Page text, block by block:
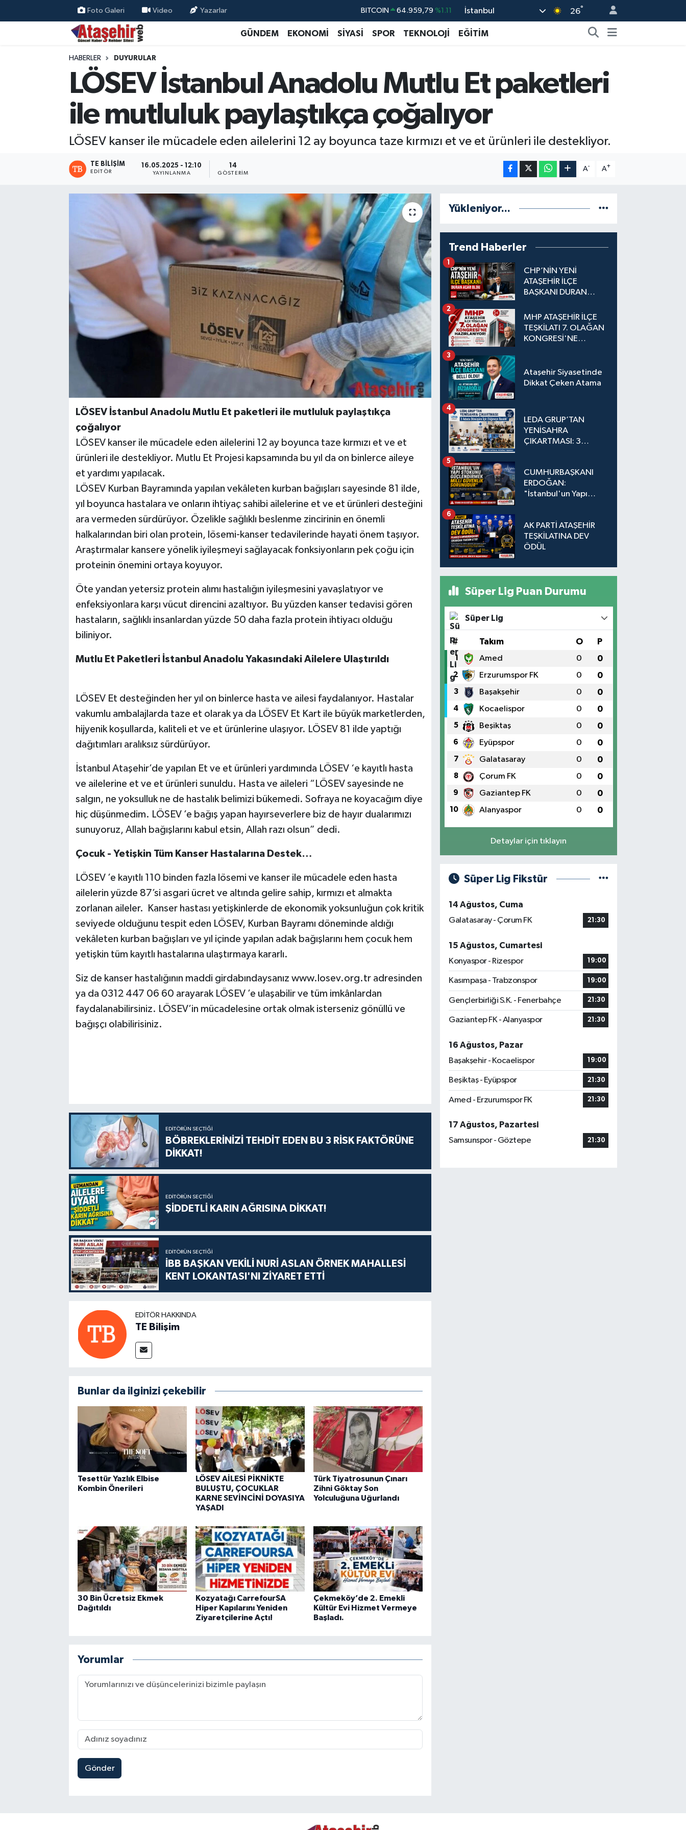
Foto Galeri Video Yazarlar DOLAR 47,7436 %0.18
EURO 55,2510 %0.32
BİST100 13.779 %-14
İstanbul 26°
GÜNDEM EKONOMİ SİYASİ SPOR TEKNOLOJİ EĞİTİM
HABERLER DUYURULAR
LÖSEV İstanbul Anadolu Mutlu Et paketleri
ile mutluluk paylaştıkça çoğalıyor
LÖSEV kanser ile mücadele eden ailelerini 12 ay boyunca taze kırmızı et ve et ürünleri ile destekliyor.
TE BILIŞIM
EDITÖR
16.05.2025 - 12:10
YAYINLANMA
14
GÖSTERIM
A- A+
LÖSEV İstanbul Anadolu Mutlu Et paketleri ile mutluluk paylaştıkça
çoğalıyor
LÖSEV kanser ile mücadele eden ailelerini 12 ay boyunca taze kırmızı et ve et
ürünleri ile destekliyor. Mutlu Et Projesi kapsamında bu yıl da on binlerce aileye
et yardımı yapılacak.
LÖSEV Kurban Bayramında yapılan vekâleten kurban bağışları sayesinde 81 ilde,
yıl boyunca hastalara ve onların ihtiyaç sahibi ailelerine et ve et ürünleri desteğini
ara vermeden sürdürüyor. Özelikle sağlıklı beslenme zincirinin en önemli
halkalarından biri olan protein, lösemi-kanser tedavilerinde hayati önem taşıyor.
Araştırmalar kansere yönelik iyileşmeyi sağlayacak fonksiyonların pek çoğu için
proteinin önemini ortaya koyuyor.
Öte yandan yetersiz protein alımı hastalığın iyileşmesini yavaşlatıyor ve
enfeksiyonlara karşı vücut direncini azaltıyor. Bu yüzden kanser tedavisi gören
hastaların, sağlıklı insanlardan yüzde 50 daha fazla protein ihtiyacı olduğu
biliniyor.
Mutlu Et Paketleri İstanbul Anadolu Yakasındaki Ailelere Ulaştırıldı
LÖSEV Et desteğinden her yıl on binlerce hasta ve ailesi faydalanıyor. Hastalar
vakumlu ambalajlarda taze et olarak ya da LÖSEV Et Kart ile büyük marketlerden,
hijyenik koşullarda, kaliteli et ve et ürünlerine ulaşıyor. LÖSEV 81 ilde yaptığı
dağıtımları aralıksız sürdürüyor.
İstanbul Ataşehir’de yapılan Et ve et ürünleri yardımında LÖSEV ‘e kayıtlı hasta
ve ailelerine et ve et ürünleri sunuldu. Hasta ve aileleri “LÖSEV sayesinde ne
salgın, ne yoksulluk ne de hastalık belimizi bükemedi. Sofraya ne koyacağım diye
hiç düşünmedim. LÖSEV ’e bağış yapan hayırseverlere biz de hayır dualarımızı
sunuyoruz, Allah bağışlarını kabul etsin, Allah razı olsun” dedi.
Çocuk - Yetişkin Tüm Kanser Hastalarına Destek…
LÖSEV ’e kayıtlı 110 binden fazla lösemi ve kanser ile mücadele eden hasta
ailelerin yüzde 87’si asgari ücret ve altında gelire sahip, kırmızı et almakta
zorlanan aileler. Kanser hastası yetişkinlerde de ekonomik yoksunluğun çok kritik
seviyede olduğunu tespit eden LÖSEV, Kurban Bayramı döneminde aldığı
vekâleten kurban bağışları ve yıl içinde yapılan adak bağışlarını hem çocuk hem
yetişkin tüm kayıtlı hastalarına ulaştırmaya kararlı.
Siz de kanser hastalığının maddi girdabındaysanız www.losev.org.tr adresinden
ya da 0312 447 06 60 arayarak LÖSEV ’e ulaşabilir ve tüm imkânlardan
faydalanabilirsiniz. LÖSEV’in mücadelesine ortak olmak isterseniz gönüllü ve
bağışçı olabilirisiniz.
EDITÖRÜN SEÇTIĞI
BÖBREKLERİNİZİ TEHDİT EDEN BU 3 RİSK FAKTÖRÜNE
DİKKAT!
EDITÖRÜN SEÇTIĞI
ŞİDDETLİ KARIN AĞRISINA DİKKAT!
EDITÖRÜN SEÇTIĞI
İBB BAŞKAN VEKİLİ NURİ ASLAN ÖRNEK MAHALLESİ
KENT LOKANTASI'NI ZİYARET ETTİ
EDITÖR HAKKINDA
TE Bilişim
Bunlar da ilginizi çekebilir
Tesettür Yazlık Elbise
Kombin Önerileri
LÖSEV AİLESİ PİKNİKTE
BULUŞTU, ÇOCUKLAR
KARNE SEVİNCİNİ DOYASIYA
YAŞADI
Türk Tiyatrosunun Çınarı
Zihni Göktay Son
Yolculuğuna Uğurlandı
30 Bin Ücretsiz Ekmek
Dağıtıldı
Kozyatağı CarrefourSA
Hiper Kapılarını Yeniden
Ziyaretçilerine Açtı!
Çekmeköy’de 2. Emekli
Kültür Evi Hizmet Vermeye
Başladı.
Yorumlar
Gönder
Yükleniyor...
Trend Haberler
CHP’NİN YENİ
ATAŞEHİR İLÇE
BAŞKANI DURAN
1
MHP ATAŞEHİR İLÇE
TEŞKİLATI 7. OLAĞAN
KONGRESİ'NE
2
Ataşehir Siyasetinde
Dikkat Çeken Atama
3
LEDA GRUP’TAN
YENİSAHRA
ÇIKARTMASI: 3
4
CUMHURBAŞKANI
ERDOĞAN:
"İstanbul'un Yapı
Güvenlik Sorunudur"
5
AK PARTİ ATAŞEHİR
TEŞKİLATINA DEV
ÖDÜL
6
Süper Lig Puan Durumu
Süper Lig
# Takım O P
1 Amed 0 0
2 Erzurumspor FK 0 0
3 Başakşehir 0 0
4 Kocaelispor 0 0
5 Beşiktaş 0 0
6 Eyüpspor 0 0
7 Galatasaray 0 0
8 Çorum FK 0 0
9 Gaziantep FK 0 0
10 Alanyaspor 0 0
Detaylar için tıklayın
Süper Lig Fikstür
14 Ağustos, Cuma
Galatasaray - Çorum FK
21:30
15 Ağustos, Cumartesi
Konyaspor - Rizespor
19:00
Kasımpaşa - Trabzonspor 19:00
Gençlerbirliği S.K. - Fenerbahçe 21:30
Gaziantep FK - Alanyaspor 21:30
16 Ağustos, Pazar
Başakşehir - Kocaelispor
19:00
Beşiktaş - Eyüpspor 21:30
Amed - Erzurumspor FK 21:30
17 Ağustos, Pazartesi
Samsunspor - Göztepe
21:30
Hava Durumu
Süper Lig Puan Durumu ve Fikstür
Tüm Manşetler
Son Dakika Haberleri
Haber Arşivi